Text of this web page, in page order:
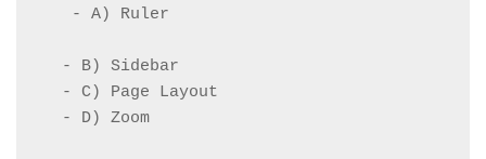
    - A) Ruler
   - B) Sidebar
   - C) Page Layout
   - D) Zoom